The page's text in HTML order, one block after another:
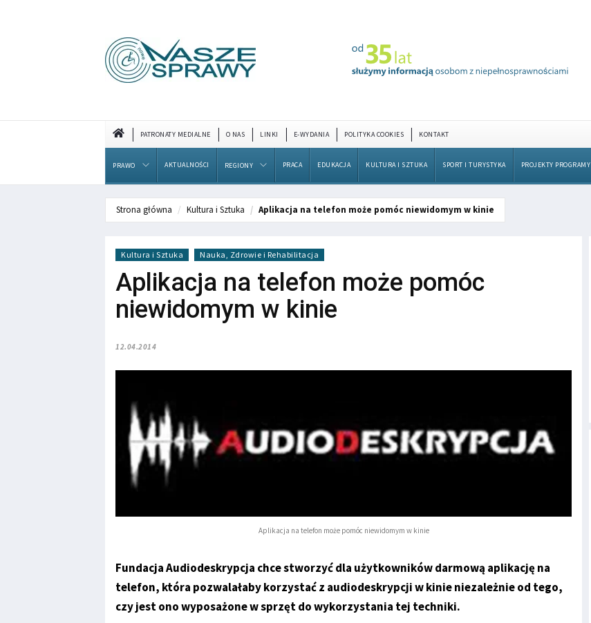
PATRONATY MEDIALNE O NAS LINKI E-WYDANIA POLITYKA COOKIES KONTAKT
PRAWO AKTUALNOŚCI REGIONY PRACA EDUKACJA KULTURA I SZTUKA SPORT I TURYSTYKA PROJEKTY PROGRAMY
Strona główna Kultura i Sztuka Aplikacja na telefon może pomóc niewidomym w kinie
Kultura i Sztuka Nauka, Zdrowie i Rehabilitacja
Aplikacja na telefon może pomóc
niewidomym w kinie
12.04.2014
Aplikacja na telefon może pomóc niewidomym w kinie
Fundacja Audiodeskrypcja chce stworzyć dla użytkowników darmową aplikację na
telefon, która pozwalałaby korzystać z audiodeskrypcji w kinie niezależnie od tego,
czy jest ono wyposażone w sprzęt do wykorzystania tej techniki.